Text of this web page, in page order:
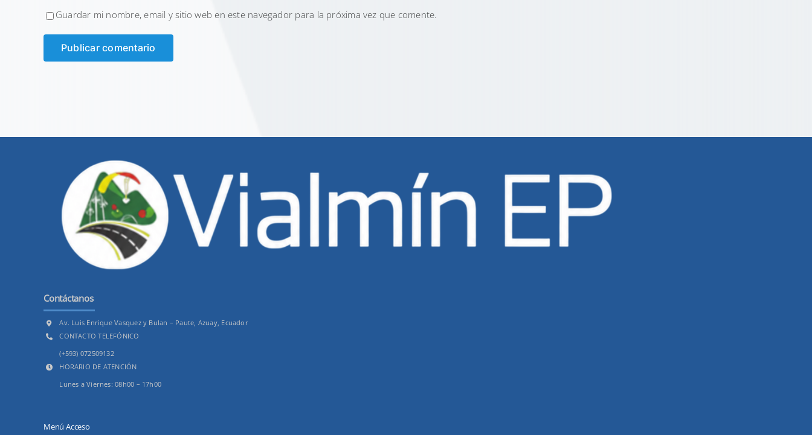
Guardar mi nombre, email y sitio web en este navegador para la próxima vez que comente.
Contáctanos
Av. Luis Enrique Vasquez y Bulan – Paute, Azuay, Ecuador
CONTACTO TELEFÓNICO
(+593) 072509132
HORARIO DE ATENCIÓN
Lunes a Viernes: 08h00 – 17h00
Menú Acceso